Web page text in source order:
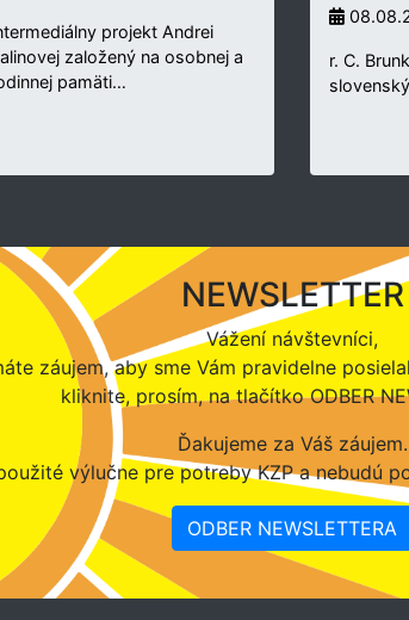
projekt Andrei
založený na osobnej a
pamäti…
r. C.
NEWSLETTER
Vážení návštevníci,
záujem, aby sme Vám pravidelne
kliknite, prosím, na tlačítko ODBER
Ďakujeme za Váš záujem.
výlučne pre potreby KZP a nebudú
ODBER NEWSLETTERA